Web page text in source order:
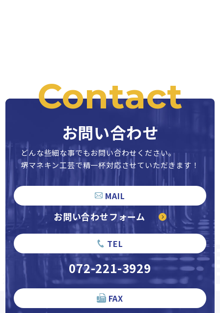
Contact
お問い合わせ
どんな些細な事でもお問い合わせください。
堺マネキン工芸で精一杯対応させていただきます！
MAIL
お問い合わせフォーム
TEL
072-221-3929
FAX